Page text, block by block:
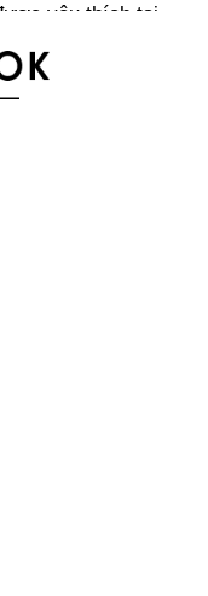
yêu thích tại